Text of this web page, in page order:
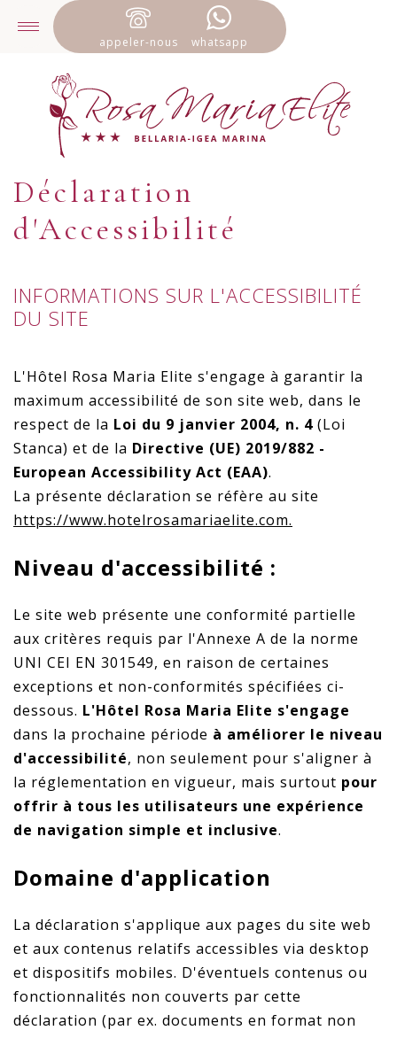
appeler-nous whatsapp
Déclaration
d'Accessibilité
INFORMATIONS SUR L'ACCESSIBILITÉ
DU SITE
L'Hôtel Rosa Maria Elite s'engage à garantir la
maximum accessibilité de son site web, dans le
respect de la Loi du 9 janvier 2004, n. 4 (Loi
Stanca) et de la Directive (UE) 2019/882 -
European Accessibility Act (EAA).
La présente déclaration se réfère au site
https://www.hotelrosamariaelite.com.
Niveau d'accessibilité :
Le site web présente une conformité partielle
aux critères requis par l'Annexe A de la norme
UNI CEI EN 301549, en raison de certaines
exceptions et non-conformités spécifiées ci-
dessous. L'Hôtel Rosa Maria Elite s'engage
dans la prochaine période à améliorer le niveau
d'accessibilité, non seulement pour s'aligner à
la réglementation en vigueur, mais surtout pour
offrir à tous les utilisateurs une expérience
de navigation simple et inclusive.
Domaine d'application
La déclaration s'applique aux pages du site web
et aux contenus relatifs accessibles via desktop
et dispositifs mobiles. D'éventuels contenus ou
fonctionnalités non couverts par cette
déclaration (par ex. documents en format non